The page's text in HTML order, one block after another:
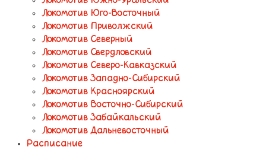
Локомотив Юго-Восточный
Локомотив Приволжский
Локомотив Северный
Локомотив Свердловский
Локомотив Северо-Кавказский
Локомотив Западно-Сибирский
Локомотив Красноярский
Локомотив Восточно-Сибирский
Локомотив Забайкальский
Локомотив Дальневосточный
Расписание